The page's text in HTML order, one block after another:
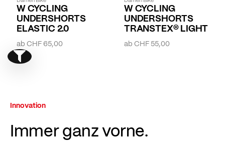
W CYCLING
UNDERSHORTS
ELASTIC 2.0
abCHF 65,00
W CYCLING
UNDERSHORTS
TRANSTEX® LIGHT
abCHF 55,00
Show filter
Innovation
Immer ganz vorne.